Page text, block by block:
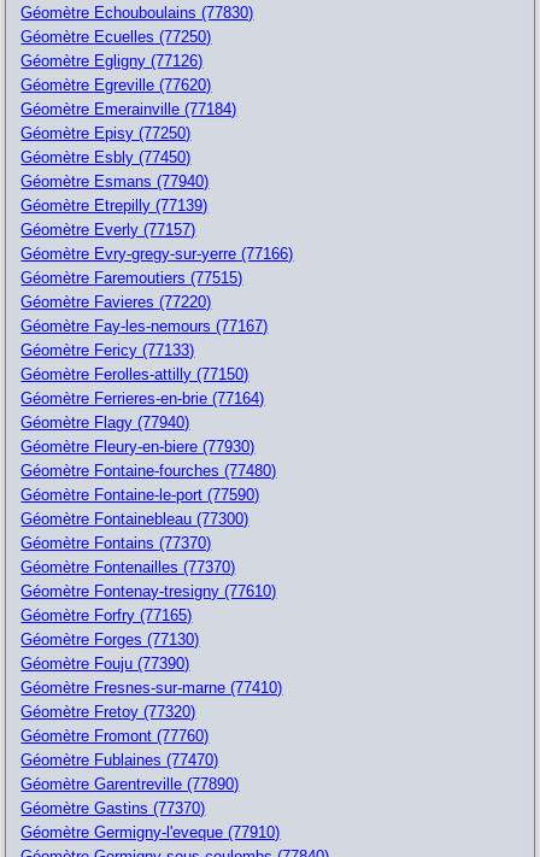
Géomètre Echouboulains (77830)
Géomètre Ecuelles (77250)
Géomètre Egligny (77126)
Géomètre Egreville (77620)
Géomètre Emerainville (77184)
Géomètre Episy (77250)
Géomètre Esbly (77450)
Géomètre Esmans (77940)
Géomètre Etrepilly (77139)
Géomètre Everly (77157)
Géomètre Evry-gregy-sur-yerre (77166)
Géomètre Faremoutiers (77515)
Géomètre Favieres (77220)
Géomètre Fay-les-nemours (77167)
Géomètre Fericy (77133)
Géomètre Ferolles-attilly (77150)
Géomètre Ferrieres-en-brie (77164)
Géomètre Flagy (77940)
Géomètre Fleury-en-biere (77930)
Géomètre Fontaine-fourches (77480)
Géomètre Fontaine-le-port (77590)
Géomètre Fontainebleau (77300)
Géomètre Fontains (77370)
Géomètre Fontenailles (77370)
Géomètre Fontenay-tresigny (77610)
Géomètre Forfry (77165)
Géomètre Forges (77130)
Géomètre Fouju (77390)
Géomètre Fresnes-sur-marne (77410)
Géomètre Fretoy (77320)
Géomètre Fromont (77760)
Géomètre Fublaines (77470)
Géomètre Garentreville (77890)
Géomètre Gastins (77370)
Géomètre Germigny-l'eveque (77910)